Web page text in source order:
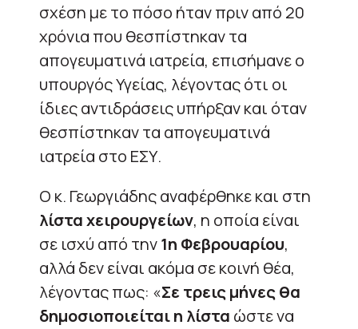
σχέση με το πόσο ήταν πριν από 20
χρόνια που θεσπίστηκαν τα
απογευματινά ιατρεία, επισήμανε ο
υπουργός Υγείας, λέγοντας ότι οι
ίδιες αντιδράσεις υπήρξαν και όταν
θεσπίστηκαν τα απογευματινά
ιατρεία στο ΕΣΥ.
Ο κ. Γεωργιάδης αναφέρθηκε και στη
λίστα χειρουργείων, η οποία είναι
σε ισχύ από την1η Φεβρουαρίου,
αλλά δεν είναι ακόμα σε κοινή θέα,
λέγοντας πως: «Σε τρεις μήνες θα
δημοσιοποιείται η λίστα ώστε να